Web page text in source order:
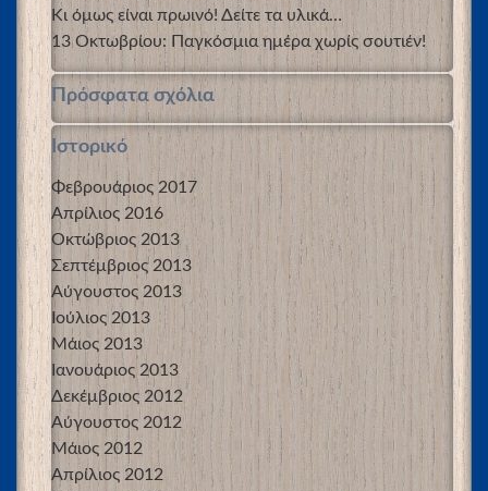
Κι όμως είναι πρωινό! Δείτε τα υλικά…
13 Οκτωβρίου: Παγκόσμια ημέρα χωρίς σουτιέν!
Πρόσφατα σχόλια
Ιστορικό
Φεβρουάριος 2017
Απρίλιος 2016
Οκτώβριος 2013
Σεπτέμβριος 2013
Αύγουστος 2013
Ιούλιος 2013
Μάιος 2013
Ιανουάριος 2013
Δεκέμβριος 2012
Αύγουστος 2012
Μάιος 2012
Απρίλιος 2012